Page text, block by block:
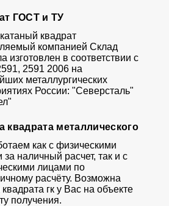
ГОСТ и ТУ
квадрат
компанией Склад
изготовлен в соответствии с
2591 2006 на
металлургических
России: "Северсталь"
квадрата металлического
как с физическими
за наличный расчет, так и с
лицами по
расчёту. Возможна
гк у Вас на объекте
получения.